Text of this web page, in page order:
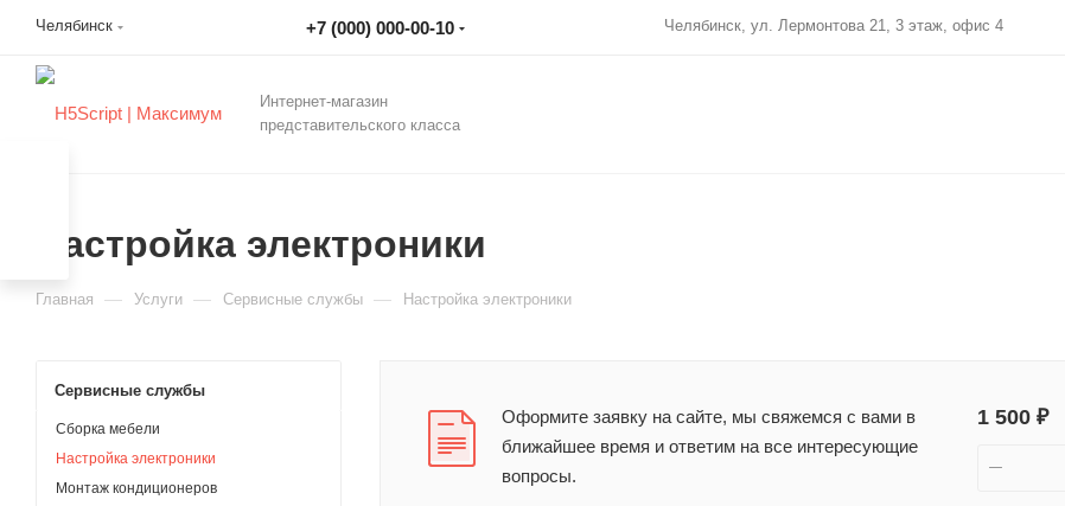
Челябинск +7 (000) 000-00-10 Челябинск, ул. Лермонтова 21, 3 этаж, офис 4
Интернет-магазин
представительского класса
Настройка электроники
Главная — Услуги — Сервисные службы — Настройка электроники
Оформите заявку на сайте, мы свяжемся с вами в
ближайшее время и ответим на все интересующие
вопросы.
1 500 ₽
Сервисные службы
Сборка мебели
Настройка электроники
Монтаж кондиционеров